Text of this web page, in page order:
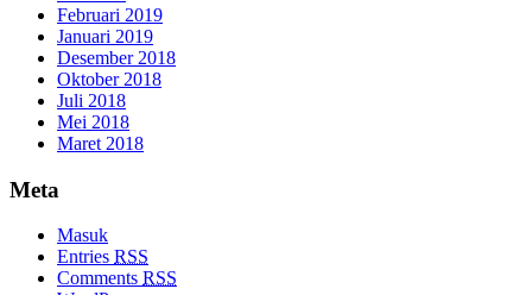
Februari 2019
Januari 2019
Desember 2018
Oktober 2018
Juli 2018
Mei 2018
Maret 2018
Meta
Masuk
Entries RSS
Comments RSS